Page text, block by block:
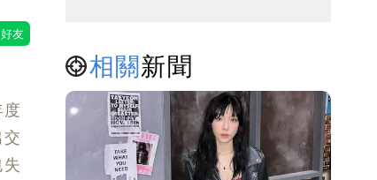
相關新聞